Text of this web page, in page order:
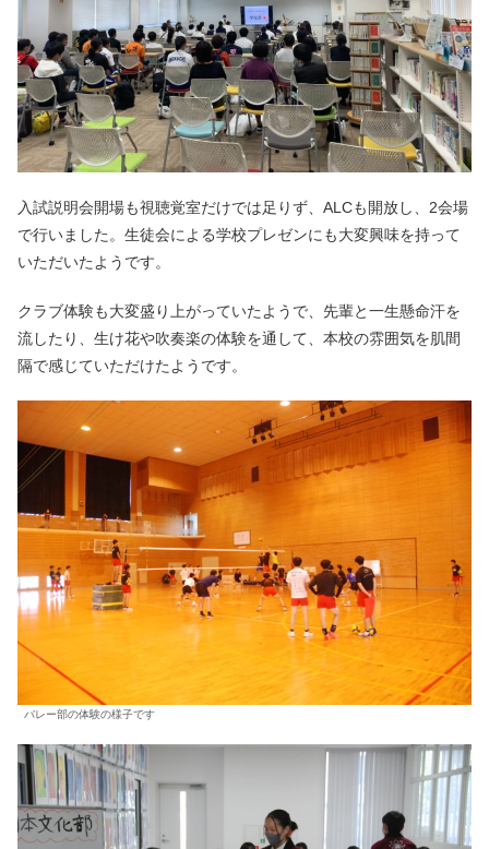
入試説明会開場も視聴覚室だけでは足りず、ALCも開放し、2会場
で行いました。生徒会による学校プレゼンにも大変興味を持って
いただいたようです。
クラブ体験も大変盛り上がっていたようで、先輩と一生懸命汗を
流したり、生け花や吹奏楽の体験を通して、本校の雰囲気を肌間
隔で感じていただけたようです。
バレー部の体験の様子です